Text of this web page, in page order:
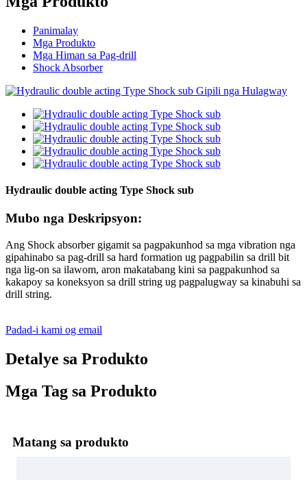
Panimalay
Mga Produkto
Mga Himan sa Pag-drill
Shock Absorber
Hydraulic double acting Type Shock sub
Mubo nga Deskripsyon:
Ang Shock absorber gigamit sa pagpakunhod sa mga vibration nga
gipahinabo sa pag-drill sa hard formation ug pagpabilin sa drill bit
nga lig-on sa ilawom, aron makatabang kini sa pagpakunhod sa
kakapoy sa koneksyon sa drill string ug pagpalugway sa kinabuhi sa
drill string.
Padad-i kami og email
Detalye sa Produkto
Mga Tag sa Produkto
Matang sa produkto